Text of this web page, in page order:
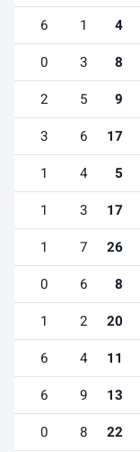
4
1
6
8
3
0
9
5
2
17
6
3
5
4
1
17
3
1
26
7
1
8
6
0
20
2
1
11
4
6
13
9
6
22
8
0